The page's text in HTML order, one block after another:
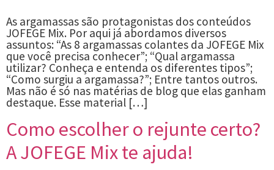
As argamassas são protagonistas dos conteúdos
JOFEGE Mix. Por aqui já abordamos diversos
assuntos: “As 8 argamassas colantes da JOFEGE Mix
que você precisa conhecer”; “Qual argamassa
utilizar? Conheça e entenda os diferentes tipos”;
“Como surgiu a argamassa?”; Entre tantos outros.
Mas não é só nas matérias de blog que elas ganham
destaque. Esse material […]
Como escolher o rejunte certo?
A JOFEGE Mix te ajuda!